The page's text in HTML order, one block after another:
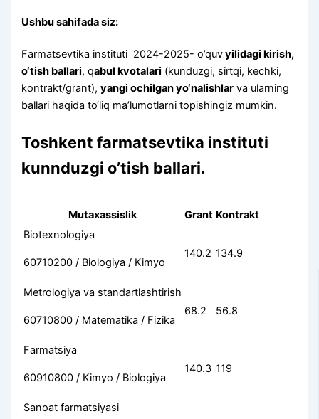
Ushbu sahifada siz:
Farmatsevtika instituti 2024-2025- o’quvyilidagi kirish,
o‘tish ballari, qabul kvotalari (kunduzgi, sirtqi, kechki,
kontrakt/grant),yangi ochilgan yo‘nalishlar va ularning
ballari haqida to‘liq ma’lumotlarni topishingiz mumkin.
Toshkent farmatsevtika instituti
kunnduzgi o’tish ballari.
Mutaxassislik Grant Kontrakt
Biotexnologiya
60710200 / Biologiya / Kimyo
140.2 134.9
Metrologiya va standartlashtirish
60710800 / Matematika / Fizika
68.2 56.8
Farmatsiya
60910800 / Kimyo / Biologiya
140.3 119
Sanoat farmatsiyasi